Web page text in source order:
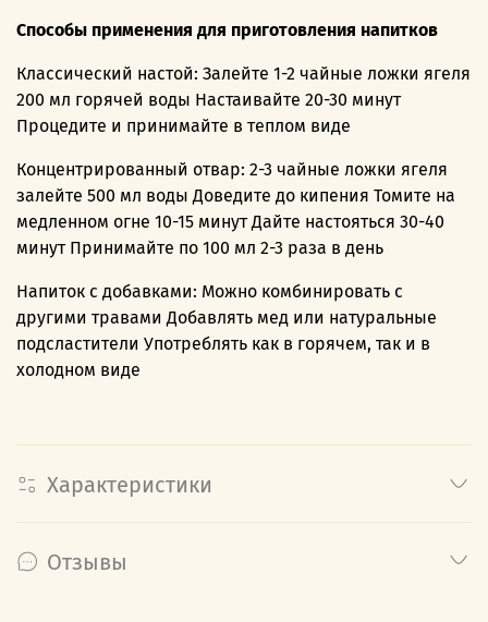
Способы применения для приготовления напитков
Классический настой: Залейте 1-2 чайные ложки ягеля
200 мл горячей воды Настаивайте 20-30 минут
Процедите и принимайте в теплом виде
Концентрированный отвар: 2-3 чайные ложки ягеля
залейте 500 мл воды Доведите до кипения Томите на
медленном огне 10-15 минут Дайте настояться 30-40
минут Принимайте по 100 мл 2-3 раза в день
Напиток с добавками: Можно комбинировать с
другими травами Добавлять мед или натуральные
подсластители Употреблять как в горячем, так и в
холодном виде
Характеристики
Отзывы